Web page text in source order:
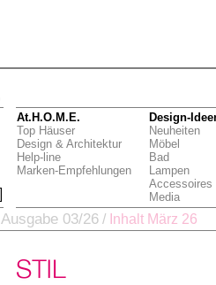
At.H.O.M.E.
Top Häuser
Design & Architektur
Help-line
Marken-Empfehlungen
Design-
Neuheiten
Möbel
Bad
Lampen
Accessoires
Media
Ausgabe 03/26 / Inhalt März 26